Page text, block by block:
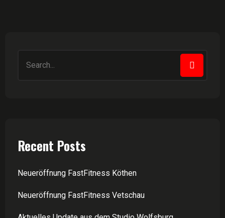
Recent Posts
Neueröffnung FastFitness Köthen
Neueröffnung FastFitness Vetschau